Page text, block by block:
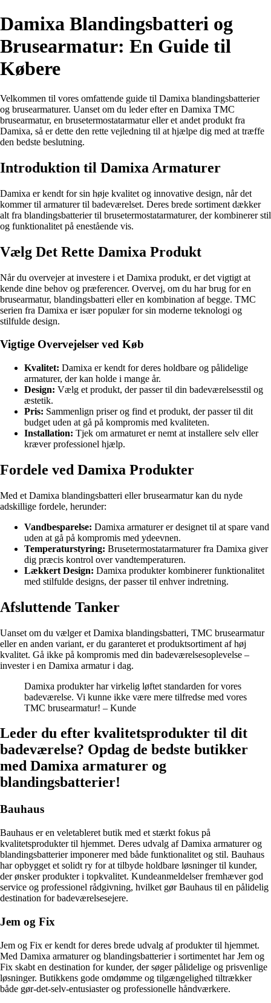
Damixa Blandingsbatteri og
Brusearmatur: En Guide til
Købere
Velkommen til vores omfattende guide til Damixa blandingsbatterier
og brusearmaturer. Uanset om du leder efter en Damixa TMC
brusearmatur, en brusetermostatarmatur eller et andet produkt fra
Damixa, så er dette den rette vejledning til at hjælpe dig med at træffe
den bedste beslutning.
Introduktion til Damixa Armaturer
Damixa er kendt for sin høje kvalitet og innovative design, når det
kommer til armaturer til badeværelset. Deres brede sortiment dækker
alt fra blandingsbatterier til brusetermostatarmaturer, der kombinerer stil
og funktionalitet på enestående vis.
Vælg Det Rette Damixa Produkt
Når du overvejer at investere i et Damixa produkt, er det vigtigt at
kende dine behov og præferencer. Overvej, om du har brug for en
brusearmatur, blandingsbatteri eller en kombination af begge. TMC
serien fra Damixa er især populær for sin moderne teknologi og
stilfulde design.
Vigtige Overvejelser ved Køb
Kvalitet: Damixa er kendt for deres holdbare og pålidelige
armaturer, der kan holde i mange år.
Design: Vælg et produkt, der passer til din badeværelsesstil og
æstetik.
Pris: Sammenlign priser og find et produkt, der passer til dit
budget uden at gå på kompromis med kvaliteten.
Installation: Tjek om armaturet er nemt at installere selv eller
kræver professionel hjælp.
Fordele ved Damixa Produkter
Med et Damixa blandingsbatteri eller brusearmatur kan du nyde
adskillige fordele, herunder:
Vandbesparelse: Damixa armaturer er designet til at spare vand
uden at gå på kompromis med ydeevnen.
Temperaturstyring: Brusetermostatarmaturer fra Damixa giver
dig præcis kontrol over vandtemperaturen.
Lækkert Design: Damixa produkter kombinerer funktionalitet
med stilfulde designs, der passer til enhver indretning.
Afsluttende Tanker
Uanset om du vælger et Damixa blandingsbatteri, TMC brusearmatur
eller en anden variant, er du garanteret et produktsortiment af høj
kvalitet. Gå ikke på kompromis med din badeværelsesoplevelse –
invester i en Damixa armatur i dag.
Damixa produkter har virkelig løftet standarden for vores
badeværelse. Vi kunne ikke være mere tilfredse med vores
TMC brusearmatur! – Kunde
Leder du efter kvalitetsprodukter til dit
badeværelse? Opdag de bedste butikker
med Damixa armaturer og
blandingsbatterier!
Bauhaus
Bauhaus er en veletableret butik med et stærkt fokus på
kvalitetsprodukter til hjemmet. Deres udvalg af Damixa armaturer og
blandingsbatterier imponerer med både funktionalitet og stil. Bauhaus
har opbygget et solidt ry for at tilbyde holdbare løsninger til kunder,
der ønsker produkter i topkvalitet. Kundeanmeldelser fremhæver god
service og professionel rådgivning, hvilket gør Bauhaus til en pålidelig
destination for badeværelsesejere.
Jem og Fix
Jem og Fix er kendt for deres brede udvalg af produkter til hjemmet.
Med Damixa armaturer og blandingsbatterier i sortimentet har Jem og
Fix skabt en destination for kunder, der søger pålidelige og prisvenlige
løsninger. Butikkens gode omdømme og tilgængelighed tiltrækker
både gør-det-selv-entusiaster og professionelle håndværkere.